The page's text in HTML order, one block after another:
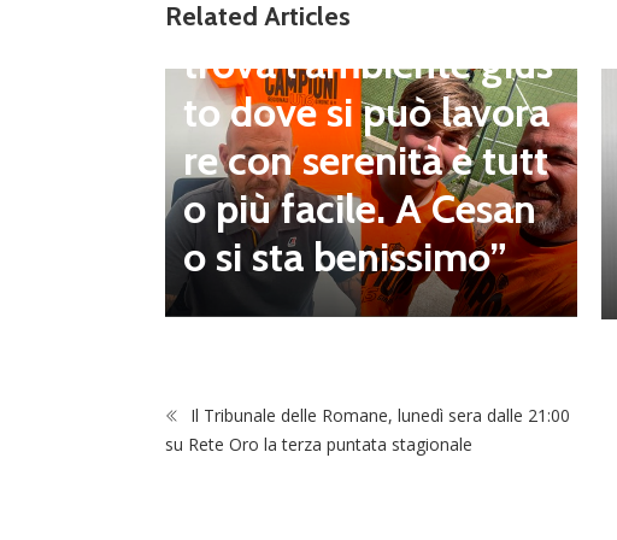
Related Articles
Maggese: “Quando si
trova l’ambiente gius
to dove si può lavora
re con serenità è tutt
o più facile. A Cesan
o si sta benissimo”
Il Tribunale delle Romane, lunedì sera dalle 21:00
su Rete Oro la terza puntata stagionale